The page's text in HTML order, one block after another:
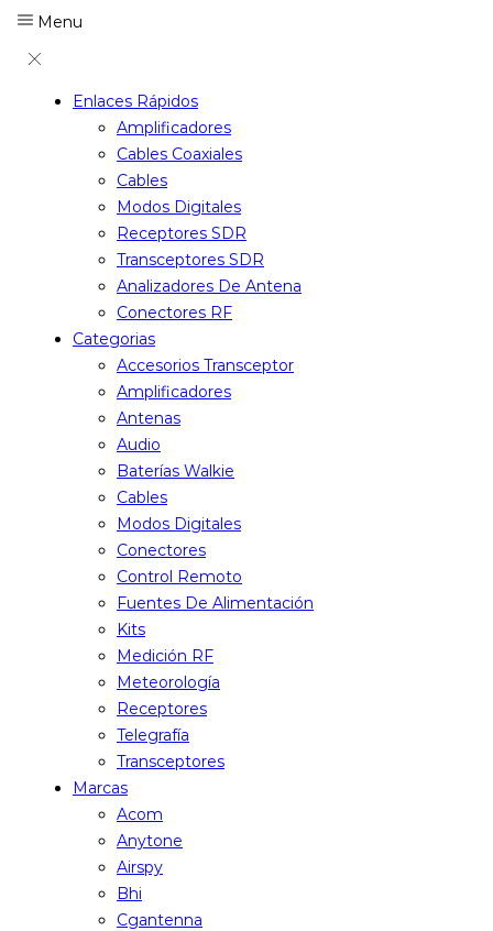
Menu
Enlaces Rápidos
Amplificadores
Cables Coaxiales
Cables
Modos Digitales
Receptores SDR
Transceptores SDR
Analizadores De Antena
Conectores RF
Categorias
Accesorios Transceptor
Amplificadores
Antenas
Audio
Baterías Walkie
Cables
Modos Digitales
Conectores
Control Remoto
Fuentes De Alimentación
Kits
Medición RF
Meteorología
Receptores
Telegrafía
Transceptores
Marcas
Acom
Anytone
Airspy
Bhi
Cgantenna